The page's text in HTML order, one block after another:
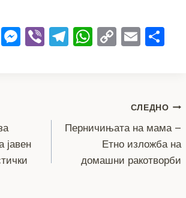
T M
er
Vi T
m
W
p
p
C
n
k
E
јавен
СЛЕДНО
Перничињата на мама –
Етно изложба на
домашни ракотворби